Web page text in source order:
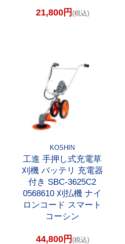
21,800円 (税込)
KOSHIN
工進 手押し式充電草
刈機 バッテリ 充電器
付き SBC-3625C2
0568610 刈払機 ナイ
ロンコード スマート
コーシン
44,800円 (税込)